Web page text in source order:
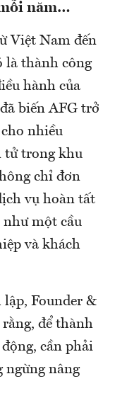
năm…
Việt Nam đến
là thành công
hành của
biến AFG trở
nhiều
tử trong khu
chỉ đơn
vụ hoàn tất
như một cầu
và khách
lập, Founder &
để thành
cần phải
ngừng nâng